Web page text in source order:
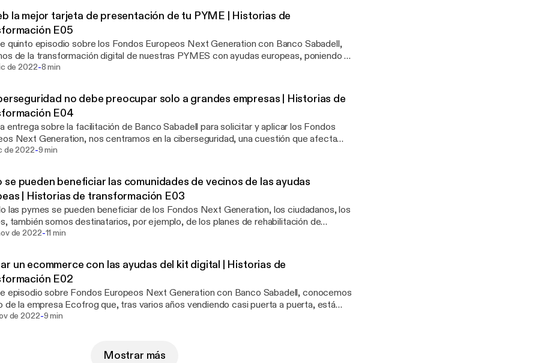
ser útiles para tí.
la mejor tarjeta de presentación de tu PYME | Historias de
E05
quinto episodio sobre los Fondos Europeos Next Generation con Banco Sabadell,
de la transformación digital de nuestras PYMES con ayudas europeas, poniendo el
la página web. Conocemos el caso real que cuenta Juan Pérez, director de marketing
de tu empresa no será obstáculo para tener visibilidad. Y puedes vender, crear
de marca, mejorar la gestión de stocks y las relaciones con tus clientes
de 2022-8 min
no debe preocupar solo a grandes empresas | Historias de
E04
entrega sobre la facilitación de Banco Sabadell para solicitar y aplicar los Fondos
Next Generation, nos centramos en la ciberseguridad, una cuestión que afecta
a casi 100.000 ciudadanos y empresas en España. Como Tecnofachada, un
de las ayudas y cual fue el camino que siguieron para solicitarlas. Quieren mejorar la
de su web
de 2022-9 min
se pueden beneficiar las comunidades de vecinos de las ayudas
| Historias de transformación E03
las pymes se pueden beneficiar de los Fondos Next Generation, los ciudadanos, los
también somos destinatarios, por ejemplo, de los planes de rehabilitación de
y comunidades. En este episodio del podcast de Banco Sabadell dedicado a las
de INMHO, empresa que administra unas 6.000 comunidades en nuestro país, para
es un momento fundamental para beneficiarse de las ayudas".
de 2022-11 min
un ecommerce con las ayudas del kit digital | Historias de
E02
episodio sobre Fondos Europeos Next Generation con Banco Sabadell, conocemos
de la empresa Ecofrog que, tras varios años vendiendo casi puerta a puerta, está
en marcha por fin su proyecto de e-commerce, gracias a las ayudas europeas de kit
de 2022-9 min
Mostrar más